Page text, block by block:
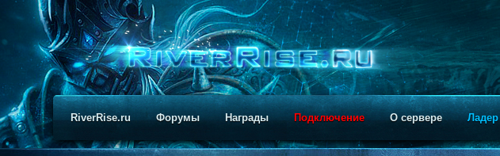
RiverRise.ru Форумы Награды Подключение О сервере Ладер